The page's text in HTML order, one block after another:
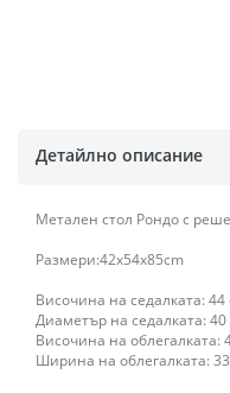
Детайлно описание
Метален стол Рондо с
Размери:42x54x85cm
Височина на седалката: 44
Диаметър на седалката: 40
Височина на облегалката:
Ширина на облегалката: